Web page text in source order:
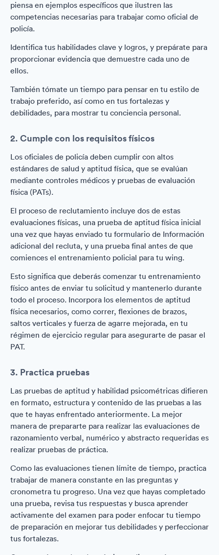
piensa en ejemplos específicos que ilustren las
competencias necesarias para trabajar como oficial de
policía.
Identifica tus habilidades clave y logros, y prepárate para
proporcionar evidencia que demuestre cada uno de
ellos.
También tómate un tiempo para pensar en tu estilo de
trabajo preferido, así como en tus fortalezas y
debilidades, para mostrar tu conciencia personal.
2. Cumple con los requisitos físicos
Los oficiales de policía deben cumplir con altos
estándares de salud y aptitud física, que se evalúan
mediante controles médicos y pruebas de evaluación
física (PATs).
El proceso de reclutamiento incluye dos de estas
evaluaciones físicas, una prueba de aptitud física inicial
una vez que hayas enviado tu formulario de Información
adicional del recluta, y una prueba final antes de que
comiences el entrenamiento policial para tu wing.
Esto significa que deberás comenzar tu entrenamiento
físico antes de enviar tu solicitud y mantenerlo durante
todo el proceso. Incorpora los elementos de aptitud
física necesarios, como correr, flexiones de brazos,
saltos verticales y fuerza de agarre mejorada, en tu
régimen de ejercicio regular para asegurarte de pasar el
PAT.
3. Practica pruebas
Las pruebas de aptitud y habilidad psicométricas difieren
en formato, estructura y contenido de las pruebas a las
que te hayas enfrentado anteriormente. La mejor
manera de prepararte para realizar las evaluaciones de
razonamiento verbal, numérico y abstracto requeridas es
realizar pruebas de práctica.
Como las evaluaciones tienen límite de tiempo, practica
trabajar de manera constante en las preguntas y
cronometra tu progreso. Una vez que hayas completado
una prueba, revisa tus respuestas y busca aprender
activamente del examen para poder enfocar tu tiempo
de preparación en mejorar tus debilidades y perfeccionar
tus fortalezas.